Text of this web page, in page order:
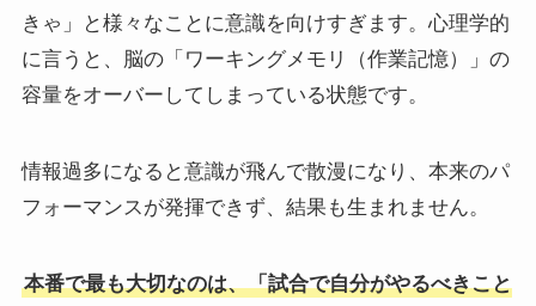
きゃ」と様々なことに意識を向けすぎます。心理学的
に言うと、脳の「ワーキングメモリ（作業記憶）」の
容量をオーバーしてしまっている状態です。
情報過多になると意識が飛んで散漫になり、本来のパ
フォーマンスが発揮できず、結果も生まれません。
本番で最も大切なのは、「試合で自分がやるべきこと